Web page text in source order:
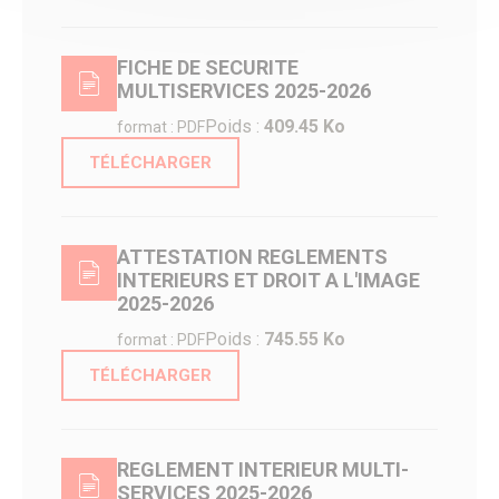
Portail famille
Le CIO de Senlis
Paiement PayFiP
Passeport du civisme
La rue aux enfants
Forum Sciences
Le Pôle Ressources Sciences
Le Conseil Municipal des Jeunes
Service jeunesse – Spot
Animations Jeunesse
Pass Permis Citoyen
Le CIO de Senlis
Annuaire APRES
Fêtes de fin d’année
Guide Bien Vivre à Senlis
Plan canicule
FICHE DE SECURITE
MULTISERVICES 2025-2026
format : PDFPoids : 409.45 Ko
TÉLÉCHARGER
ATTESTATION REGLEMENTS
INTERIEURS ET DROIT A L'IMAGE
2025-2026
format : PDFPoids : 745.55 Ko
TÉLÉCHARGER
REGLEMENT INTERIEUR MULTI-
SERVICES 2025-2026